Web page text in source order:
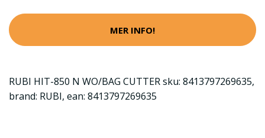
MER INFO!
RUBI HIT-850 N WO/BAG CUTTER sku: 8413797269635,
brand: RUBI, ean: 8413797269635